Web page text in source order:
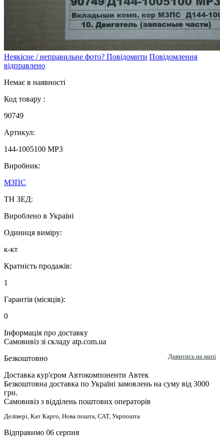
Неякісне / неправильне фото? Повідомити Повідомлення
відправлено
Немає в наявності
Код товару :
90749
Артикул:
144-1005100 МР3
Виробник:
МЗПС
ТН ЗЕД:
Вироблено в Україні
Одиниця виміру:
к-кт
Кратність продажів:
1
Гарантія (місяців):
0
Інформація про доставку
Самовивіз зі складу atp.com.ua
Безкоштовно
Дивитись на мапі
Доставка кур'єром Автокомпоненти Автек
Безкоштовна доставка по Україні замовлень на суму від 3000
грн.
Самовивіз з відділень поштових операторів
Делівері, Кат Карго, Нова пошта, САТ, Укрпошта
Відправимо 06 серпня